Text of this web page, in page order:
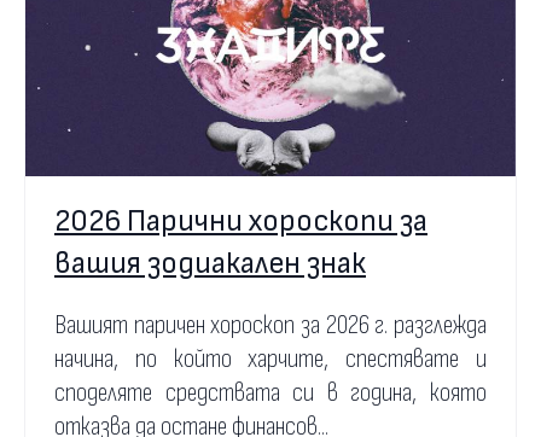
2026 Парични хороскопи за
вашия зодиакален знак
Вашият паричен хороскоп за 2026 г. разглежда
начина, по който харчите, спестявате и
споделяте средствата си в година, която
отказва да остане финансов...